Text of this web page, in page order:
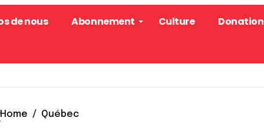
de nous Abonnement Culture Donation
Home Québec